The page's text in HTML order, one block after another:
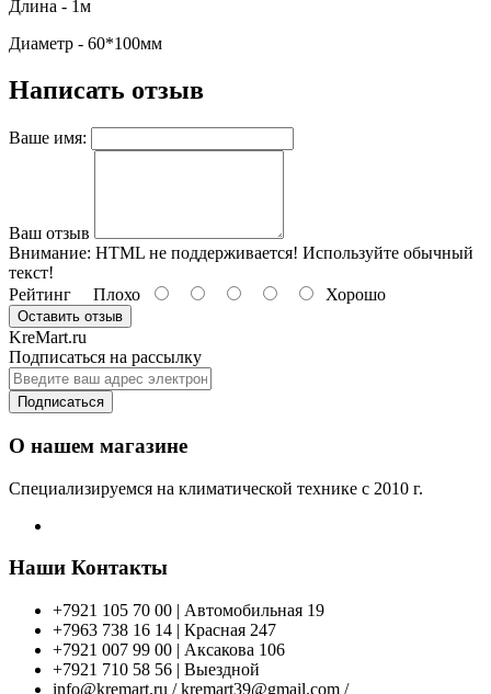
Длина - 1м
Диаметр - 60*100мм
Написать отзыв
Ваше имя:
Ваш отзыв
Внимание: HTML не поддерживается! Используйте обычный
текст!
Рейтинг Плохо Хорошо
Оставить отзыв
KreMart.ru
Подписаться на рассылку
Подписаться
О нашем магазине
Специализируемся на климатической технике с 2010 г.
Наши Контакты
+7921 105 70 00 | Автомобильная 19
+7963 738 16 14 | Красная 247
+7921 007 99 00 | Аксакова 106
+7921 710 58 56 | Выездной
info@kremart.ru / kremart39@gmail.com /